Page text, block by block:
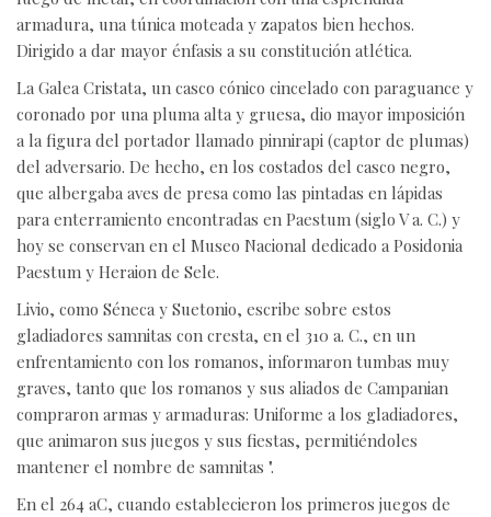
armadura, una túnica moteada y zapatos bien hechos.
Dirigido a dar mayor énfasis a su constitución atlética.
La Galea Cristata, un casco cónico cincelado con paraguance y
coronado por una pluma alta y gruesa, dio mayor imposición
a la figura del portador llamado pinnirapi (captor de plumas)
del adversario. De hecho, en los costados del casco negro,
que albergaba aves de presa como las pintadas en lápidas
para enterramiento encontradas en Paestum (siglo V a. C.) y
hoy se conservan en el Museo Nacional dedicado a Posidonia
Paestum y Heraion de Sele.
Livio, como Séneca y Suetonio, escribe sobre estos
gladiadores samnitas con cresta, en el 310 a. C., en un
enfrentamiento con los romanos, informaron tumbas muy
graves, tanto que los romanos y sus aliados de Campanian
compraron armas y armaduras: Uniforme a los gladiadores,
que animaron sus juegos y sus fiestas, permitiéndoles
mantener el nombre de samnitas ".
En el 264 aC, cuando establecieron los primeros juegos de